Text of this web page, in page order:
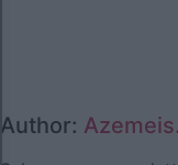
Author: